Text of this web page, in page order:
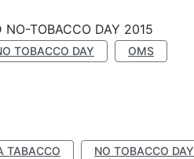
NO-TOBACCO DAY 2015
TOBACCO DAY OMS
TABACCO NO TOBACCO DAY